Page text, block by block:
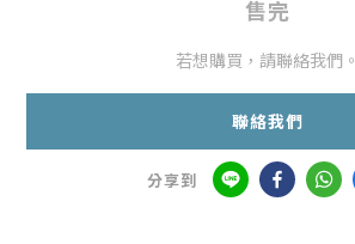
售完
若想購買，請聯絡我們。
聯絡我們
分享到